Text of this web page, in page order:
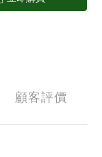
顧客評價